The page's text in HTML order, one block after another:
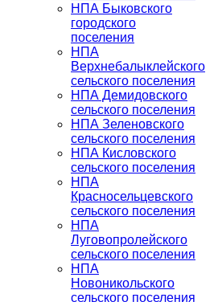
НПА Быковского
городского
поселения
НПА
Верхнебалыклейского
сельского поселения
НПА Демидовского
сельского поселения
НПА Зеленовского
сельского поселения
НПА Кисловского
сельского поселения
НПА
Красносельцевского
сельского поселения
НПА
Луговопролейского
сельского поселения
НПА
Новоникольского
сельского поселения